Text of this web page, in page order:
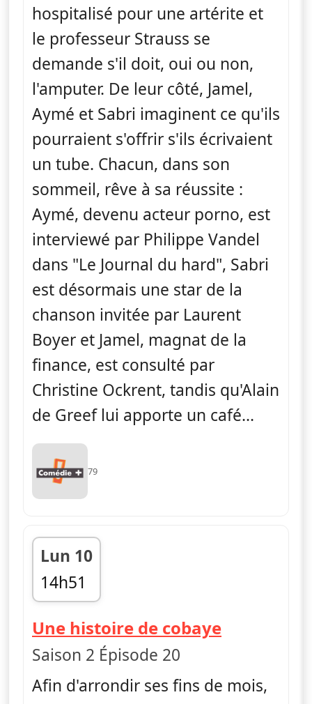
hospitalisé pour une artérite et
le professeur Strauss se
demande s'il doit, oui ou non,
l'amputer. De leur côté, Jamel,
Aymé et Sabri imaginent ce qu'ils
pourraient s'offrir s'ils écrivaient
un tube. Chacun, dans son
sommeil, rêve à sa réussite :
Aymé, devenu acteur porno, est
interviewé par Philippe Vandel
dans "Le Journal du hard", Sabri
est désormais une star de la
chanson invitée par Laurent
Boyer et Jamel, magnat de la
finance, est consulté par
Christine Ockrent, tandis qu'Alain
de Greef lui apporte un café...
79
Lun 10
14h51
fin 15h17
Une histoire de cobaye— H
Saison 2 Épisode 20
Afin d'arrondir ses fins de mois,